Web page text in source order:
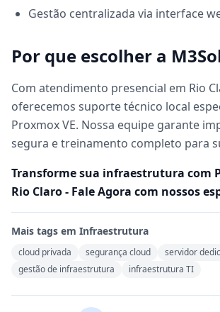
Gestão centralizada via interface
Por que escolher a
Com atendimento presencial em Rio
oferecemos suporte técnico local
Proxmox VE. Nossa equipe garante
segura e treinamento completo para
Transforme sua infraestrutura com
Rio Claro - Fale Agora com nossos
Mais tags em Infraestrutura
cloud privada segurança cloud
servidor
gestão de infraestrutura
infraestrutura TI